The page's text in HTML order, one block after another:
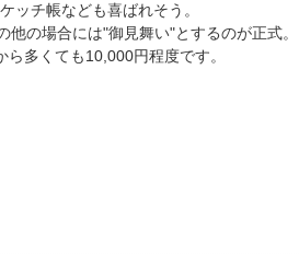
ッチ帳なども喜ばれそう。
の場合には"御見舞い"とするのが正式。
多くても10,000円程度です。